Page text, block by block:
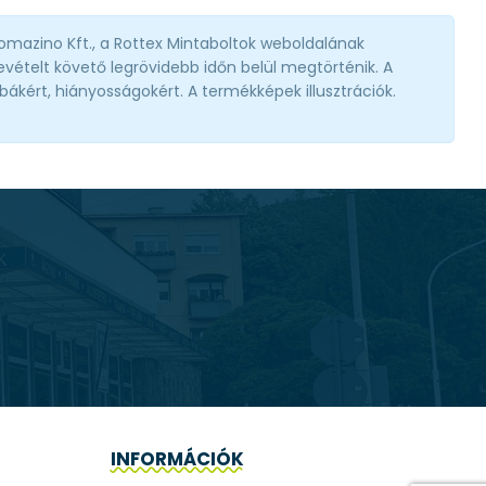
Kft., a Rottex Mintaboltok weboldalának
követő legrövidebb időn belül megtörténik. A
hiányosságokért. A termékképek illusztrációk.
INFORMÁCIÓK